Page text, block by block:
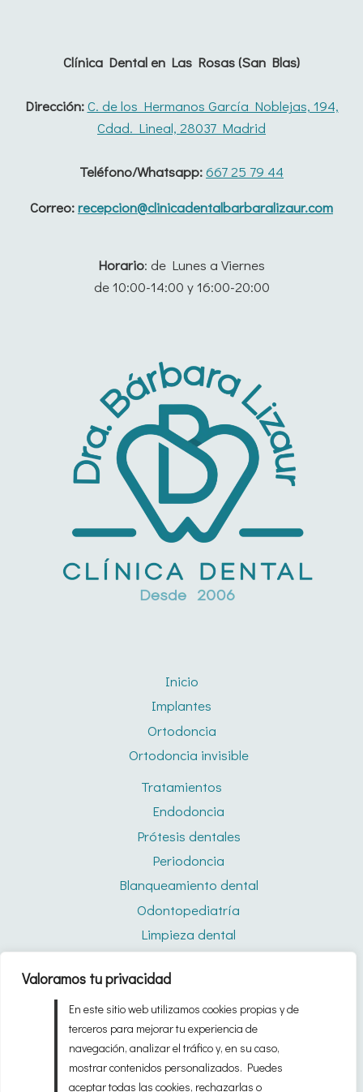
Valoramos tu privacidad
En este sitio web utilizamos cookies propias y de
terceros para mejorar tu experiencia de
navegación, analizar el tráfico y, en su caso,
mostrar contenidos personalizados. Puedes
aceptar todas las cookies, rechazarlas o
Clínica Dental en Las Rosas (San Blas)
Dirección:C. de los Hermanos García Noblejas, 194,
Cdad. Lineal, 28037 Madrid
Teléfono/Whatsapp:667 25 79 44
Correo:recepcion@clinicadentalbarbaralizaur.com
Horario: de Lunes a Viernes
de 10:00-14:00 y 16:00-20:00
Inicio
Implantes
Ortodoncia
Ortodoncia invisible
Tratamientos
Endodoncia
Prótesis dentales
Periodoncia
Blanqueamiento dental
Odontopediatría
Limpieza dental
Quiénes somos
Blog
© 2026 Clínica Dental Bárbara Lizaur Hecho en los